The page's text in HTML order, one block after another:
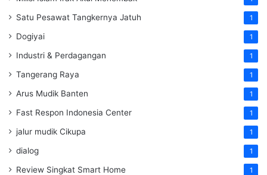
Satu Pesawat Tangkernya Jatuh 1
Dogiyai 1
Industri & Perdagangan 1
Tangerang Raya 1
Arus Mudik Banten 1
Fast Respon Indonesia Center 1
jalur mudik Cikupa 1
dialog 1
Review Singkat Smart Home 1